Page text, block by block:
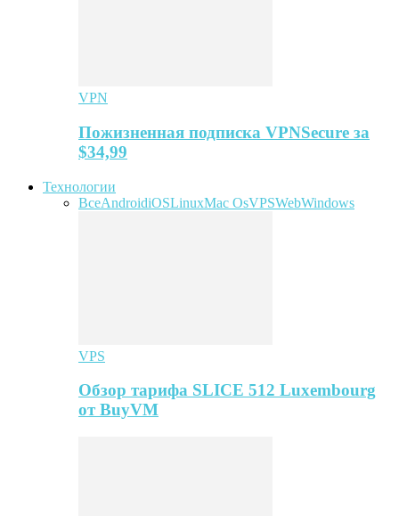
VPN
Пожизненная подписка VPNSecure за
$34,99
Технологии
ВсеAndroidiOSLinuxMac OsVPSWebWindows
VPS
Обзор тарифа SLICE 512 Luxembourg
от BuyVM